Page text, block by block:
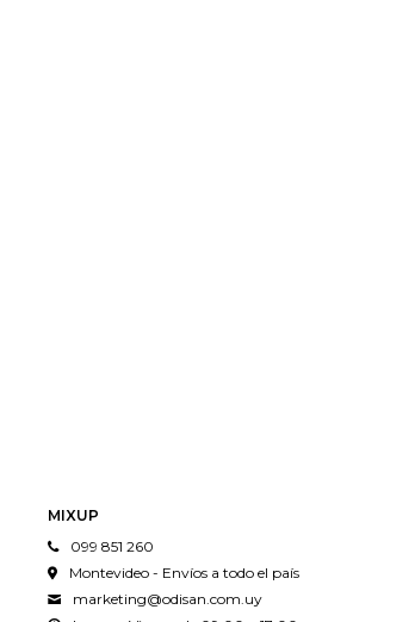
MIXUP
099 851 260
Montevideo - Envíos a todo el país
marketing@odisan.com.uy